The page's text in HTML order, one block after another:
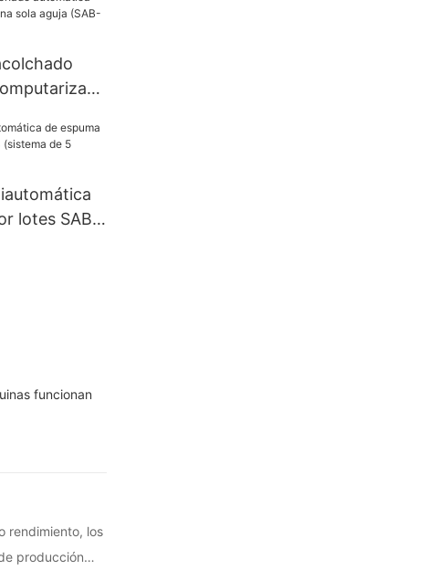
lotes SAB-
funcionan
rendimiento, los
producción